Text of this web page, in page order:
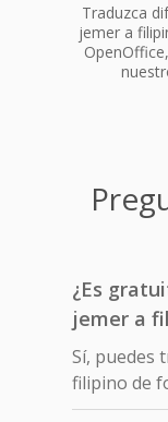
Traduzca
jemer a
¿Es
jemer a
Sí, puedes
filipino de